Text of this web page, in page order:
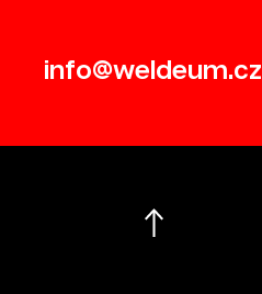
info@weldeum.cz